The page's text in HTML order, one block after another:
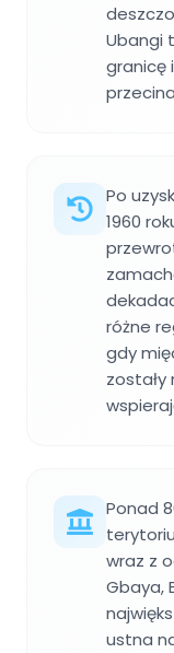
Ubangi
granicę
Po
1960
różne
gdy
zostały
Ponad
wraz z
Gbaya,
ustna